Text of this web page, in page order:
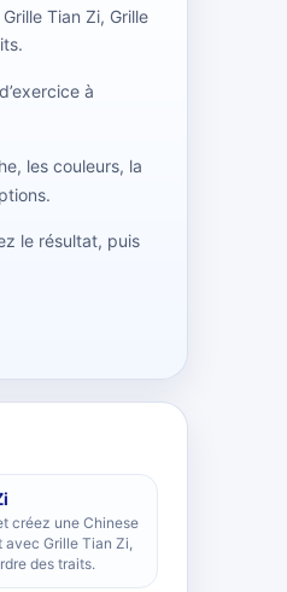
Tian Zi, Grille
à
les couleurs, la
le résultat, puis
créez une Chinese
Grille Tian Zi,
des traits.